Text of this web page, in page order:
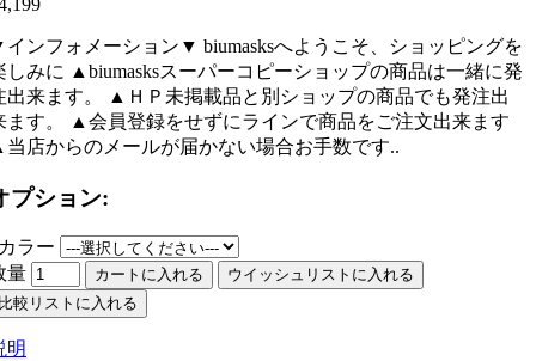
ンフォメーション▼ biumasksへようこそ、ショッピングを
しみに ▲biumasksスーパーコピーショップの商品は一緒に発
出来ます。 ▲ＨＰ未掲載品と別ショップの商品でも発注出
ます。 ▲会員登録をせずにラインで商品をご注文出来ます
店からのメールが届かない場合お手数です..
プション:
ラー
量
カートに入れる
ウイッシュリストに入れる
較リストに入れる
明